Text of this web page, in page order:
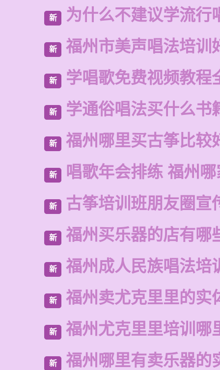
新 为什么不建议学流行
新 福州市美声唱法培训
新 学唱歌免费视频教程
新 学通俗唱法买什么书
新 福州哪里买古筝比较
新 唱歌年会排练 福州
新 古筝培训班朋友圈宣
新 福州买乐器的店有哪
新 福州成人民族唱法培
新 福州卖尤克里里的实
新 福州尤克里里培训哪
新 福州哪里有卖乐器的